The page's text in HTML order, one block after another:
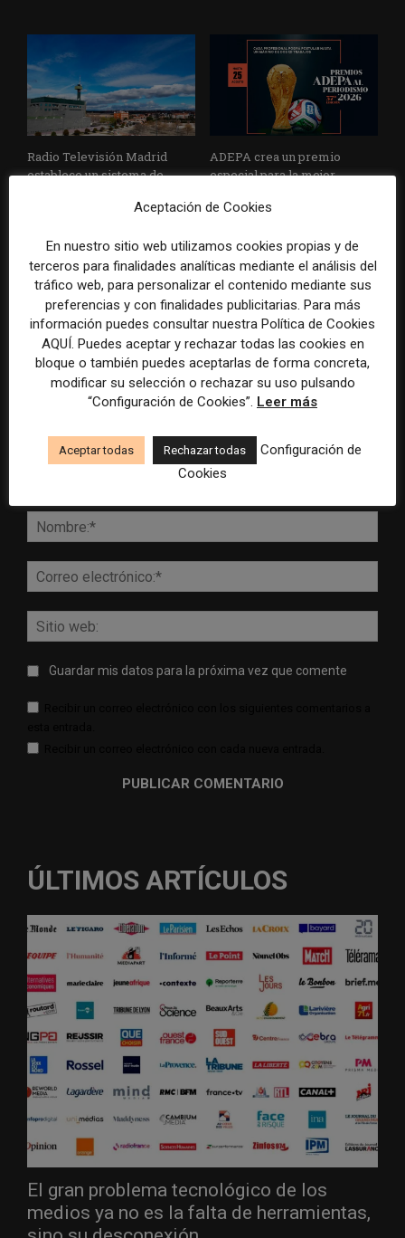
Radio Televisión Madrid
establece un sistema de
inteligencia artificial
ADEPA crea un premio
especial para la mejor
Mundial 2026
DEJA UNA RESPUESTA
Guardar mis datos para la próxima vez que comente
ÚLTIMOS ARTÍCULOS
El gran problema tecnológico de los
medios ya no es la falta de herramientas,
Aceptación de Cookies
En nuestro sitio web utilizamos cookies propias y de
terceros para finalidades analíticas mediante el análisis del
tráfico web, para personalizar el contenido mediante sus
preferencias y con finalidades publicitarias. Para más
información puedes consultar nuestra Política de Cookies
AQUÍ. Puedes aceptar y rechazar todas las cookies en
bloque o también puedes aceptarlas de forma concreta,
modificar su selección o rechazar su uso pulsando
“Configuración de Cookies”. Leer más
Aceptar todas Rechazar todas
Configuración de
Cookies